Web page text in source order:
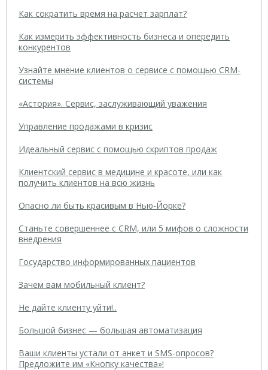
Как сократить время на расчет зарплат?
Как измерить эффективность бизнеса и опередить
конкурентов
Узнайте мнение клиентов о сервисе с помощью CRM-
системы
«Астория». Сервис, заслуживающий уважения
Управление продажами в кризис
Идеальный сервис с помощью скриптов продаж
Клиентский сервис в медицине и красоте, или как
получить клиентов на всю жизнь
Опасно ли быть красивым в Нью-Йорке?
Станьте совершеннее с CRM, или 5 мифов о сложности
внедрения
Государство информированных пациентов
Зачем вам мобильный клиент?
Не дайте клиенту уйти!..
Большой бизнес — большая автоматизация
Ваши клиенты устали от анкет и SMS-опросов?
Предложите им «Кнопку качества»!